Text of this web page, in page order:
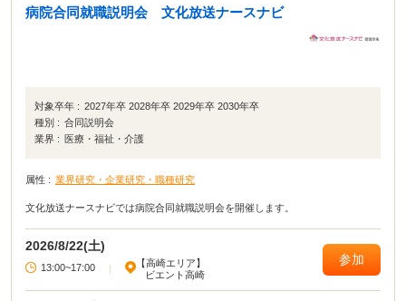
病院合同就職説明会 文化放送ナースナビ
対象卒年 : 2027年卒 2028年卒 2029年卒 2030年卒
種別 : 合同説明会
業界 :
医療・福祉・介護
属性 : 業界研究・企業研究・職種研究
文化放送ナースナビでは病院合同就職説明会を開催します。
2026/8/22(土)
13:00~17:00 |
【高崎エリア】
ビエント高崎
参加